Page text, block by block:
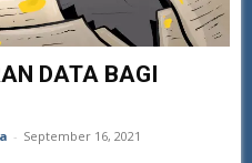
DATA BAGI
- September 16, 2021